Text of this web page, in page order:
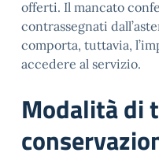
offerti. Il mancato
contrassegnati
comporta, tuttavia,
accedere al servizio.
Modalità di